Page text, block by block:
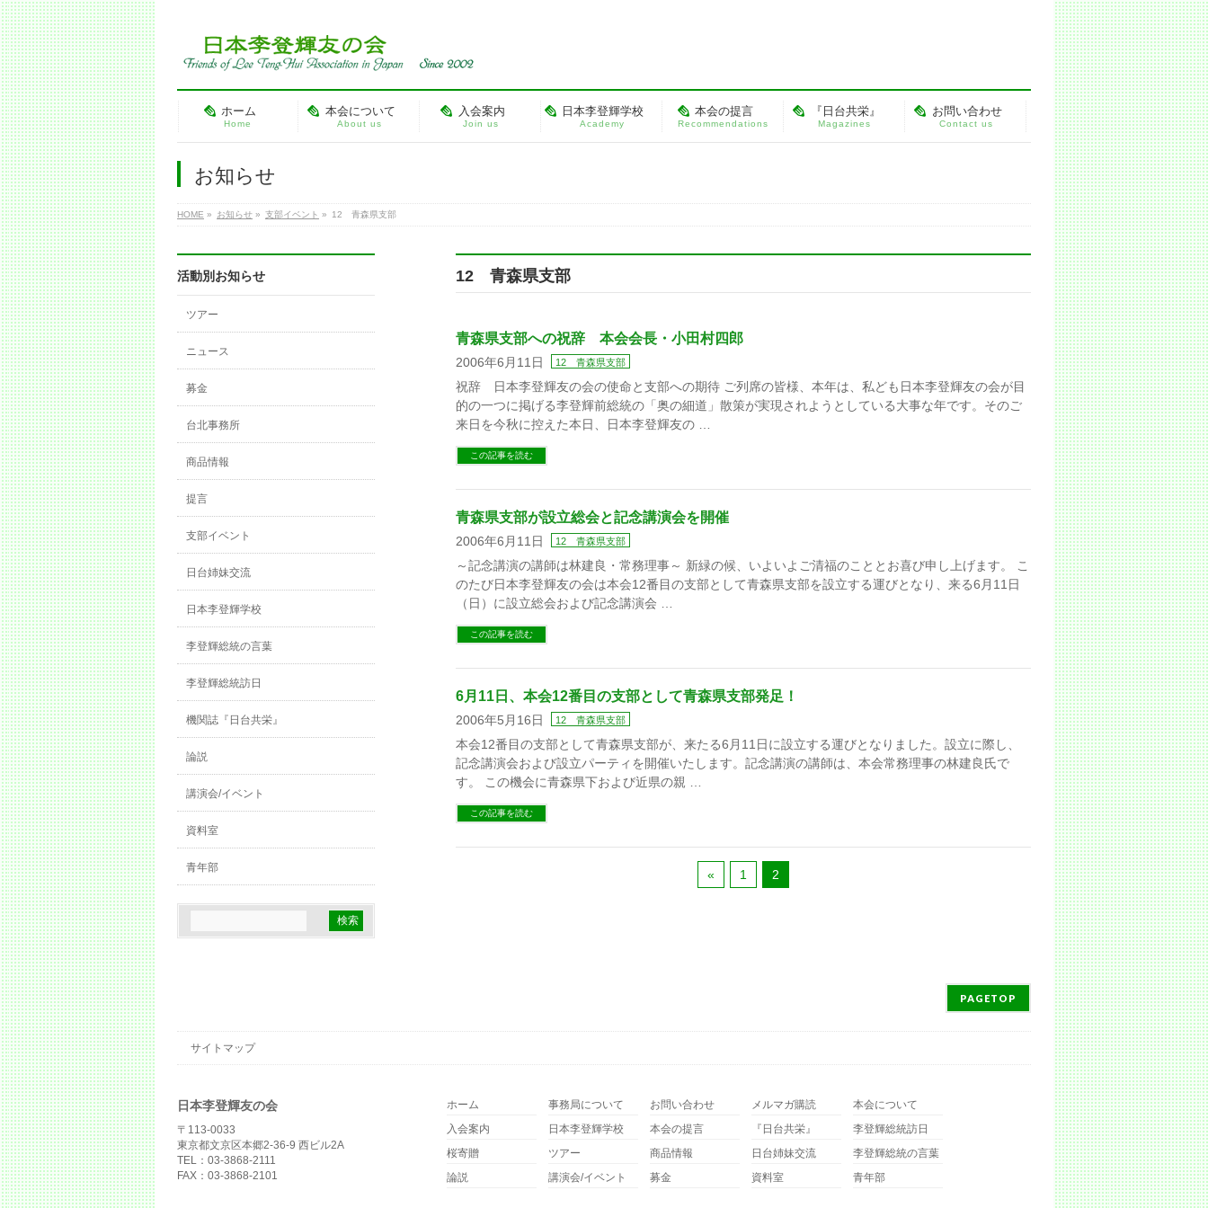
ホーム
Home
本会について
About us
入会案内
Join us
日本李登輝学校
Academy
本会の提言
Recommendations
『日台共栄』
Magazines
お問い合わせ
Contact us
お知らせ
HOME » お知らせ » 支部イベント » 12 青森県支部
12 青森県支部
青森県支部への祝辞 本会会長・小田村四郎
2006年6月11日 12 青森県支部
祝辞 日本李登輝友の会の使命と支部への期待 ご列席の皆様、本年は、私ども日本李登輝友の会が目
的の一つに掲げる李登輝前総統の「奥の細道」散策が実現されようとしている大事な年です。そのご
来日を今秋に控えた本日、日本李登輝友の …
この記事を読む
青森県支部が設立総会と記念講演会を開催
2006年6月11日 12 青森県支部
～記念講演の講師は林建良・常務理事～ 新緑の候、いよいよご清福のこととお喜び申し上げます。 こ
のたび日本李登輝友の会は本会12番目の支部として青森県支部を設立する運びとなり、来る6月11日
（日）に設立総会および記念講演会 …
この記事を読む
6月11日、本会12番目の支部として青森県支部発足！
2006年5月16日 12 青森県支部
本会12番目の支部として青森県支部が、来たる6月11日に設立する運びとなりました。設立に際し、
記念講演会および設立パーティを開催いたします。記念講演の講師は、本会常務理事の林建良氏で
す。 この機会に青森県下および近県の親 …
この記事を読む
« 1 2
活動別お知らせ
ツアー
ニュース
募金
台北事務所
商品情報
提言
支部イベント
日台姉妹交流
日本李登輝学校
李登輝総統の言葉
李登輝総統訪日
機関誌『日台共栄』
論説
講演会/イベント
資料室
青年部
PAGETOP
サイトマップ
日本李登輝友の会
〒113-0033
東京都文京区本郷2-36-9 西ビル2A
TEL：03-3868-2111
FAX：03-3868-2101
ホーム 事務局について お問い合わせ メルマガ購読
本会について
入会案内
日本李登輝学校 本会の提言 『日台共栄』
李登輝総統訪日
桜寄贈
ツアー 商品情報 日台姉妹交流
李登輝総統の言葉
論説
講演会/イベント 募金 資料室 青年部